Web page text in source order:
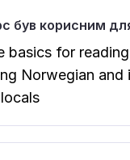
був корисним
basics for
Norwegian and